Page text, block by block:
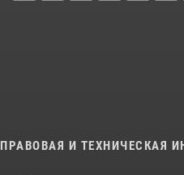
ПРАВОВАЯ И ТЕХНИЧЕСКАЯ